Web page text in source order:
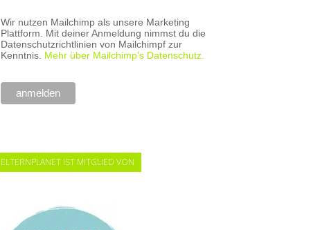
Wir nutzen Mailchimp als unsere Marketing
Plattform. Mit deiner Anmeldung nimmst du die
Datenschutzrichtlinien von Mailchimpf zur
Kenntnis. Mehr über Mailchimp's Datenschutz.
ELTERNPLANET IST MITGLIED VON